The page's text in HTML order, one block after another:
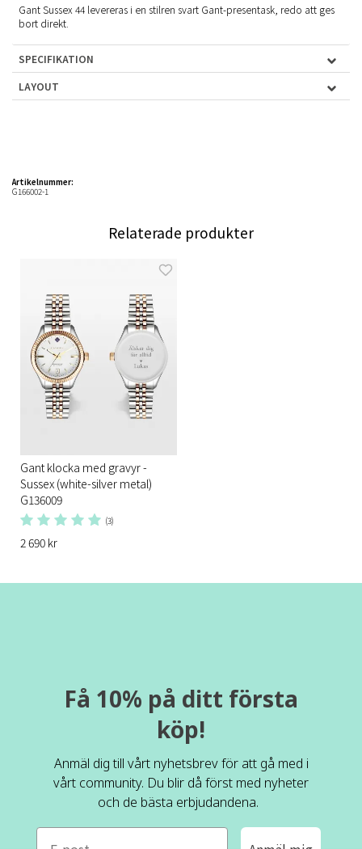
Gant Sussex 44 levereras i en stilren svart Gant-presentask, redo att ges
bort direkt.
SPECIFIKATION
LAYOUT
Artikelnummer:
G166002-1
Relaterade produkter
Gant klocka med gravyr -
Sussex (white-silver metal)
G136009
(3)
2 690 kr
Få 10% på ditt första
köp!
Anmäl dig till vårt nyhetsbrev för att gå med i
vårt community. Du blir då först med nyheter
och de bästa erbjudandena.
e-mail